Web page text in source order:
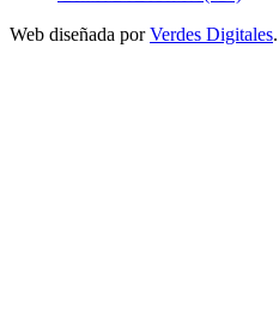
Web diseñada porVerdes Digitales.